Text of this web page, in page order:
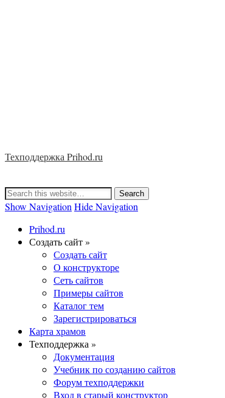
Техподдержка Prihod.ru
Show Navigation Hide Navigation
Prihod.ru
Создать сайт »
Создать сайт
О конструкторе
Сеть сайтов
Примеры сайтов
Каталог тем
Зарегистрироваться
Карта храмов
Техподдержка »
Документация
Учебник по созданию сайтов
Форум техподдержки
Вход в старый конструктор